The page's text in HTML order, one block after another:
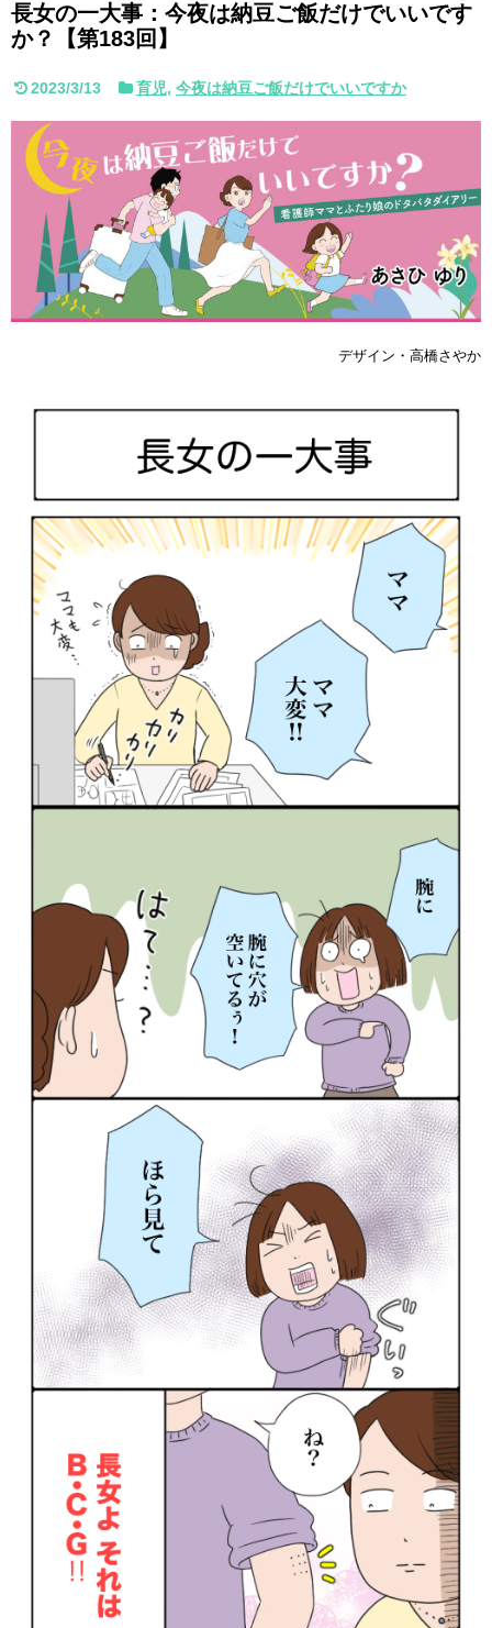
長女の一大事：今夜は納豆ご飯だけでいいです
か？【第183回】
2023/3/13 育児, 今夜は納豆ご飯だけでいいですか
デザイン・高橋さやか